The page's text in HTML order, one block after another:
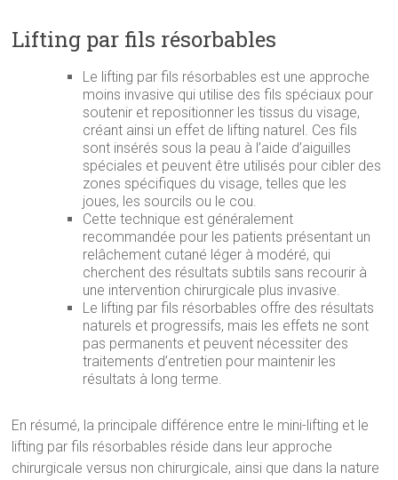
Lifting par fils résorbables
Le lifting par fils résorbables est une approche
moins invasive qui utilise des fils spéciaux pour
soutenir et repositionner les tissus du visage,
créant ainsi un effet de lifting naturel. Ces fils
sont insérés sous la peau à l’aide d’aiguilles
spéciales et peuvent être utilisés pour cibler des
zones spécifiques du visage, telles que les
joues, les sourcils ou le cou.
Cette technique est généralement
recommandée pour les patients présentant un
relâchement cutané léger à modéré, qui
cherchent des résultats subtils sans recourir à
une intervention chirurgicale plus invasive.
Le lifting par fils résorbables offre des résultats
naturels et progressifs, mais les effets ne sont
pas permanents et peuvent nécessiter des
traitements d’entretien pour maintenir les
résultats à long terme.
En résumé, la principale différence entre le mini-lifting et le
lifting par fils résorbables réside dans leur approche
chirurgicale versus non chirurgicale, ainsi que dans la nature